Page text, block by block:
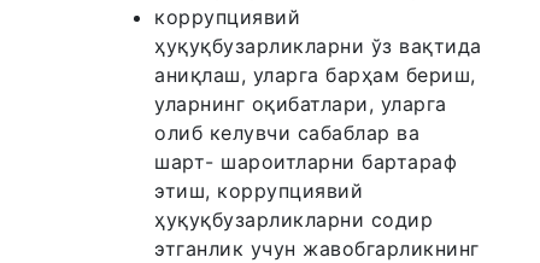
коррупциявий
ҳуқуқбузарликларни ўз вақтида
аниқлаш, уларга барҳам бериш,
уларнинг оқибатлари, уларга
олиб келувчи сабаблар ва
шарт- шароитларни бартараф
этиш, коррупциявий
ҳуқуқбузарликларни содир
этганлик учун жавобгарликнинг